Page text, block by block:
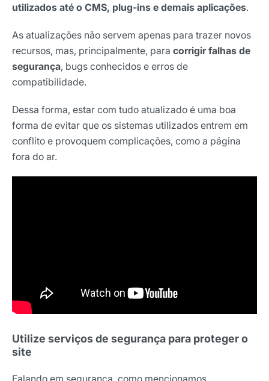
utilizados até o CMS, plug-ins e demais aplicações.
As atualizações não servem apenas para trazer novos
recursos, mas, principalmente, para corrigir falhas de
segurança, bugs conhecidos e erros de
compatibilidade.
Dessa forma, estar com tudo atualizado é uma boa
forma de evitar que os sistemas utilizados entrem em
conflito e provoquem complicações, como a página
fora do ar.
Utilize serviços de segurança para proteger o
site